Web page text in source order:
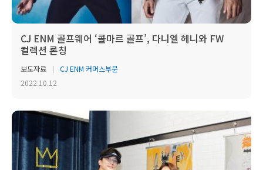
CJ ENM 골프웨어 ‘콜마르 골프’, 다니엘 헤니와 FW
컬렉션 론칭
보도자료
CJ ENM 커머스부문
2022.10.12